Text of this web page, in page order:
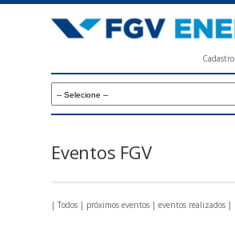
para
principal
V
r
Cadastro
Eventos FGV
| Todos | próximos eventos | eventos realizados |